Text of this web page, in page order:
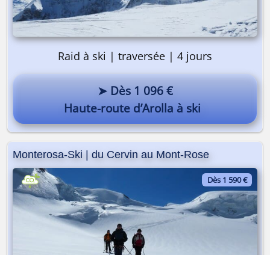
Pourquoi pas vous ? 😎
Raid à ski | traversée | 4 jours
➤ Dès 1 096 €
Haute-route d’Arolla à ski
Monterosa-Ski | du Cervin au Mont-Rose
Dès 1 590 €